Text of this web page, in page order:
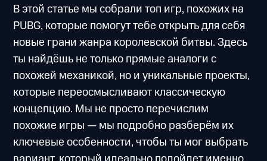
В этой статье мы собрали топ игр, похожих на
PUBG, которые помогут тебе открыть для себя
новые грани жанра королевской битвы. Здесь
ты найдёшь не только прямые аналоги с
похожей механикой, но и уникальные проекты,
которые переосмысливают классическую
концепцию. Мы не просто перечислим
похожие игры — мы подробно разберём их
ключевые особенности, чтобы ты мог выбрать